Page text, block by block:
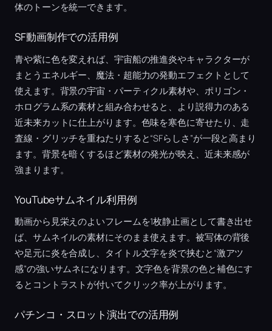
体のトーンを統一できます。
SF動画制作での活用例
青や紫に色を変えれば、宇宙船の推進炎やキャラクターが
まとうエネルギー、魔法・超能力の発動エフェクトとして
使えます。背景の宇宙・パーティクル素材や、ポリゴン・
ホログラム系の素材と組み合わせると、より説得力のある
近未来カットに仕上がります。色味を寒色に寄せたり、走
査線・グリッチを重ねたりすると“SFらしさ”が一段と高まり
ます。背景を暗くするほど素材の発光が映え、近未来感が
強まります。
YouTubeサムネイル利用例
動画から見栄えのよいフレームを1枚静止画として書き出せ
ば、サムネイルの素材にそのまま使えます。被写体の背後
や足元に炎を合成し、タイトル文字を炎で挟むと“激アツ
感”の強いサムネになります。文字色を背景の色と補色にす
るとコントラストが付いてクリック率が上がります。
パチンコ・スロット演出での活用例